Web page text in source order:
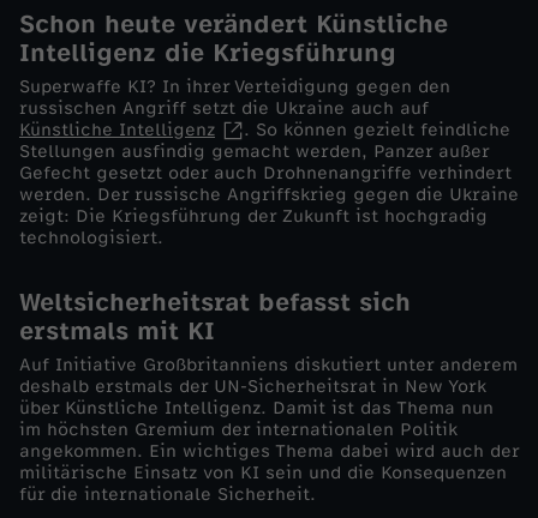
K
a
n
n
K
I
K
r
i
Schon heute verändert Künstliche
Intelligenz die Kriegsführung
Superwaffe KI? In ihrer Verteidigung gegen den
russischen Angriff setzt die Ukraine auch auf
Künstliche Intelligenz
. So können gezielt feindliche
Stellungen ausfindig gemacht werden, Panzer außer
Gefecht gesetzt oder auch Drohnenangriffe verhindert
werden. Der russische Angriffskrieg gegen die Ukraine
zeigt: Die Kriegsführung der Zukunft ist hochgradig
technologisiert.
Weltsicherheitsrat befasst sich
erstmals mit KI
Auf Initiative Großbritanniens diskutiert unter anderem
deshalb erstmals der UN-Sicherheitsrat in New York
über Künstliche Intelligenz. Damit ist das Thema nun
im höchsten Gremium der internationalen Politik
angekommen. Ein wichtiges Thema dabei wird auch der
militärische Einsatz von KI sein und die Konsequenzen
für die internationale Sicherheit.